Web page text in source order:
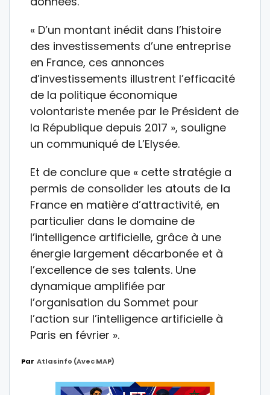
« D’un montant inédit dans l’histoire
des investissements d’une entreprise
en France, ces annonces
d’investissements illustrent l’efficacité
de la politique économique
volontariste menée par le Président de
la République depuis 2017 », souligne
un communiqué de L’Elysée.
Et de conclure que « cette stratégie a
permis de consolider les atouts de la
France en matière d’attractivité, en
particulier dans le domaine de
l’intelligence artificielle, grâce à une
énergie largement décarbonée et à
l’excellence de ses talents. Une
dynamique amplifiée par
l’organisation du Sommet pour
l’action sur l’intelligence artificielle à
Paris en février ».
Par Atlasinfo (avec MAP)